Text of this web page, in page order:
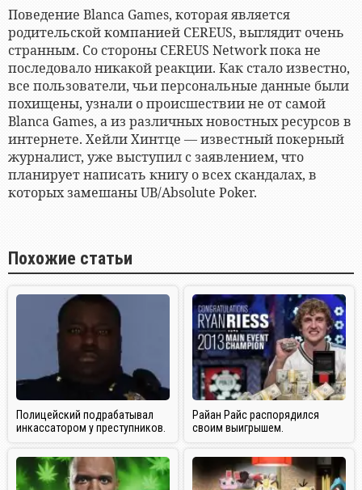
Поведение Blanca Games, которая является
родительской компанией CEREUS, выглядит очень
странным. Со стороны CEREUS Network пока не
последовало никакой реакции. Как стало известно,
все пользователи, чьи персональные данные были
похищены, узнали о происшествии не от самой
Blanca Games, а из различных новостных ресурсов в
интернете. Хейли Хинтце — известный покерный
журналист, уже выступил с заявлением, что
планирует написать книгу о всех скандалах, в
которых замешаны UB/Absolute Poker.
Похожие статьи
Полицейский подрабатывал
инкассатором у преступников.
Райан Райс распорядился
своим выигрышем.